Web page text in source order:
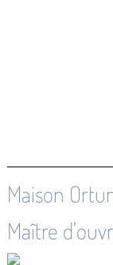
Maison
Maître